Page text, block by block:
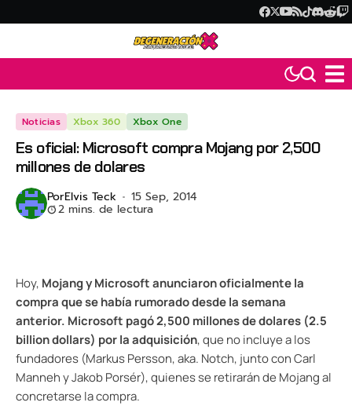
Noticias Xbox 360 Xbox One
Es oficial: Microsoft compra Mojang por 2,500
millones de dolares
PorElvis Teck 15 Sep, 2014
2 mins. de lectura
Hoy, Mojang y Microsoft anunciaron oficialmente la
compra que se había rumorado desde la semana
anterior. Microsoft pagó 2,500 millones de dolares (2.5
billion dollars) por la adquisición, que no incluye a los
fundadores (Markus Persson, aka. Notch, junto con Carl
Manneh y Jakob Porsér), quienes se retirarán de Mojang al
concretarse la compra.